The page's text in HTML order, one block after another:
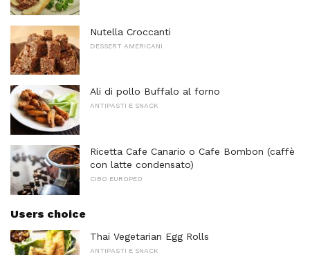
Nutella Croccanti
DESSERT AMERICANI
Ali di pollo Buffalo al forno
ANTIPASTI E SNACK
Ricetta Cafe Canario o Cafe Bombon (caffè
con latte condensato)
CIBO EUROPEO
Users choice
Thai Vegetarian Egg Rolls
ANTIPASTI E SNACK